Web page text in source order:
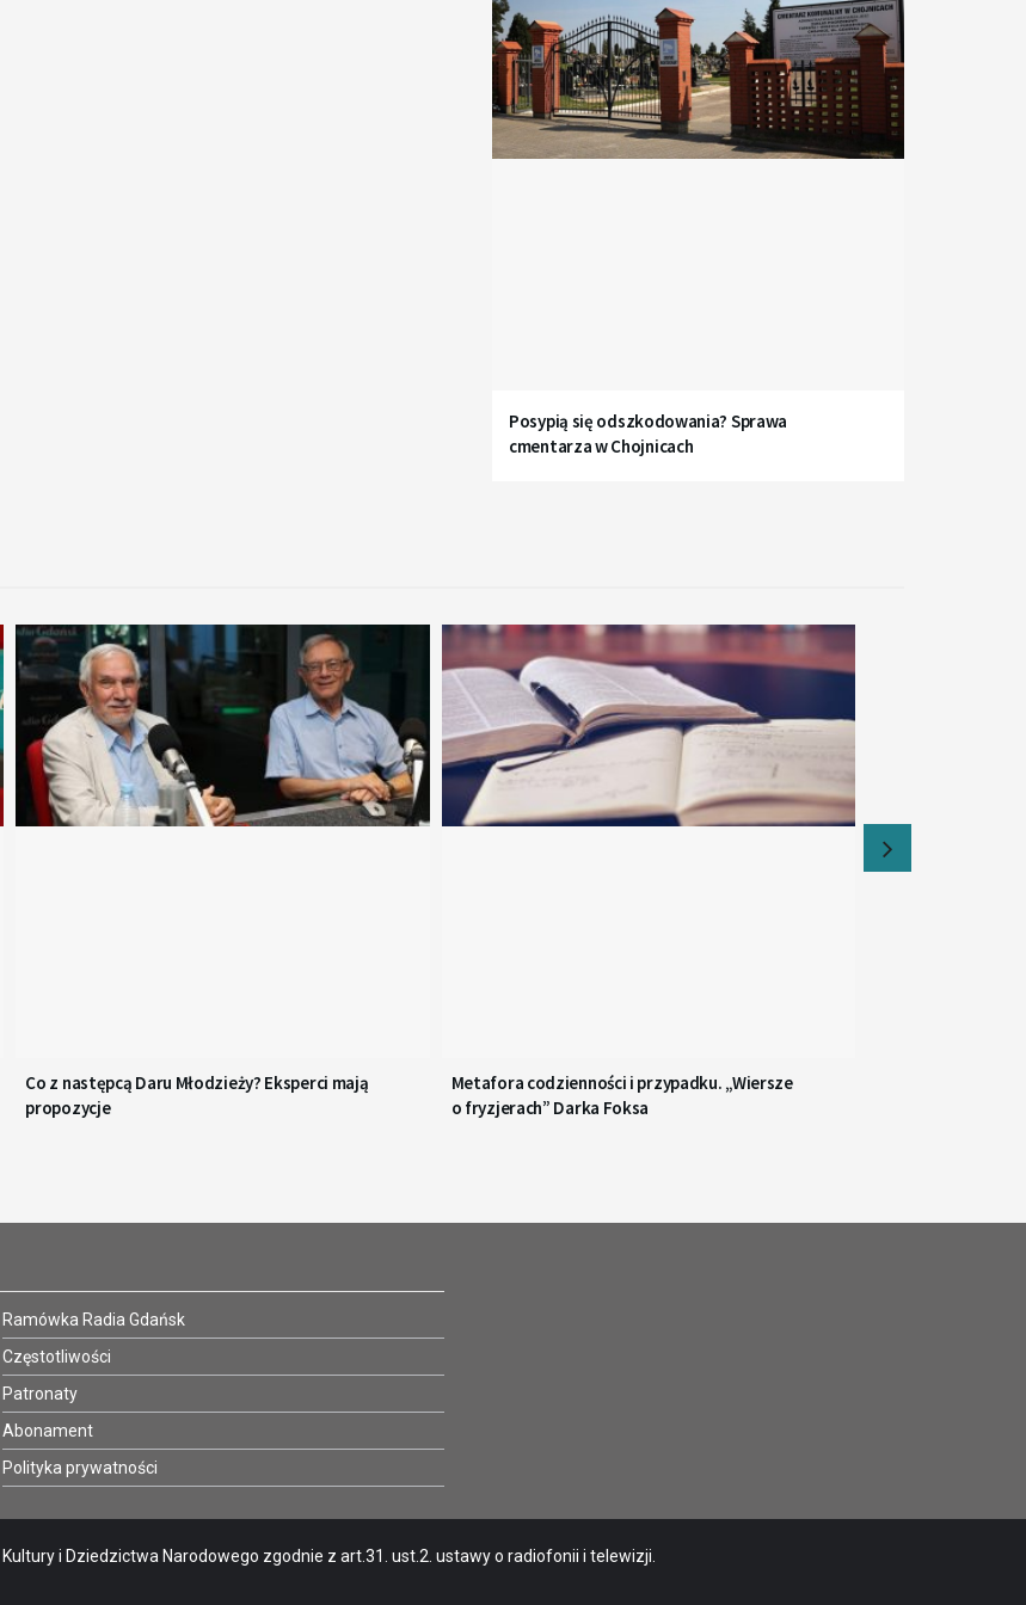
Posypią się odszkodowania? Sprawa
cmentarza w Chojnicach
Co z następcą Daru Młodzieży? Eksperci mają
propozycje
Metafora codzienności i przypadku. „Wiersze
o fryzjerach” Darka Foksa
Ramówka Radia Gdańsk
Częstotliwości
Patronaty
Abonament
Polityka prywatności
i Dziedzictwa Narodowego zgodnie z art.31. ust.2. ustawy o radiofonii i telewizji.